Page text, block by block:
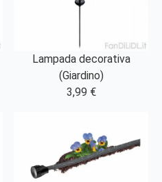
Lampada decorativa
(Giardino)
3,99 €